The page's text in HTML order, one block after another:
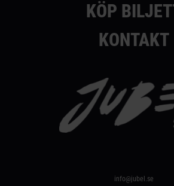
KÖP
KONTAKT
info@jubel.se